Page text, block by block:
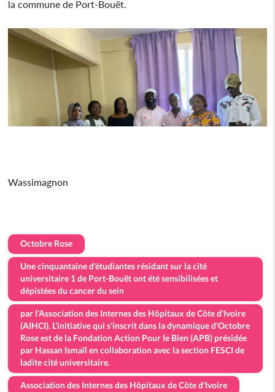
la commune de Port-Bouët.
Wassimagnon
Octobre Rose
Une cinquantaine d'étudiantes résidant sur la cité
universitaire 1 de Port-Bouët ont été sensibilisées et
dépistées du cancer du sein
par l'Association des Internes des Hôpitaux de Côte d'Ivoire
(AIHCI). L'initiative qui s'inscrit dans la dynamique d'Octobre
Rose est de la Fondation Action Pour le Bien (APB) présidée
par Hassan Ismaïl en collaboration avec la section FESCI de
ladite cité universitaire.
Association des Internes des Hôpitaux de Côte d'Ivoire